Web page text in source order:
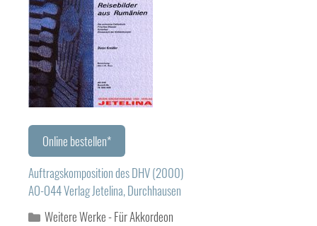
Online bestellen*
Auftragskomposition des DHV (2000)
AO-O44 Verlag Jetelina, Durchhausen
Kategorien
Weitere Werke - Für Akkordeon